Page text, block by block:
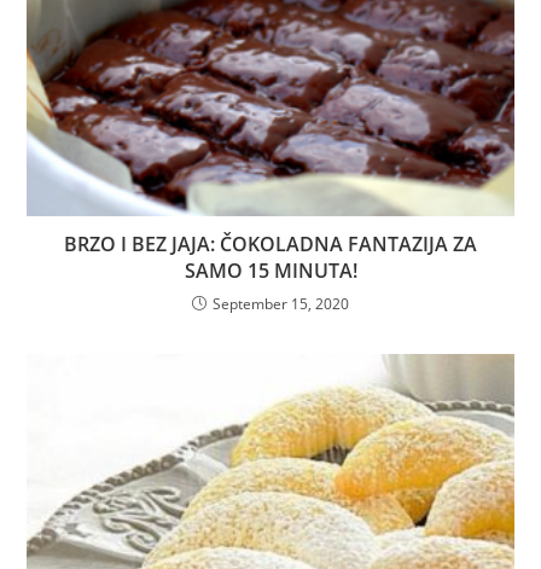
BRZO I BEZ JAJA: ČOKOLADNA FANTAZIJA ZA
SAMO 15 MINUTA!
September 15, 2020